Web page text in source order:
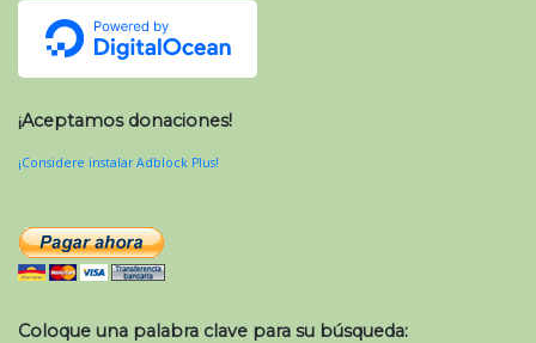
¡Aceptamos donaciones!
¡Considere instalar Adblock Plus!
Coloque una palabra clave para su búsqueda: